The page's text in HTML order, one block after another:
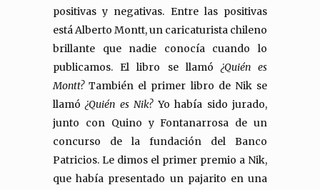
positivas y negativas. Entre las positivas
está Alberto Montt, un caricaturista chileno
brillante que nadie conocía cuando lo
publicamos. El libro se llamó ¿Quién es
Montt?También el primer libro de Nik se
llamó¿Quién es Nik?Yo había sido jurado,
junto con Quino y Fontanarrosa de un
concurso de la fundación del Banco
Patricios. Le dimos el primer premio a Nik,
que había presentado un pajarito en una